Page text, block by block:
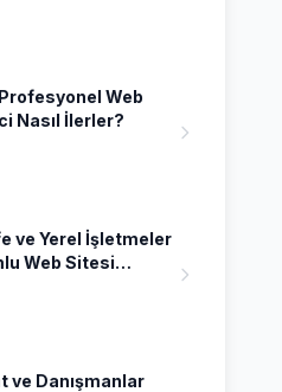
Web
Nasıl İlerler?
ve Yerel İşletmeler
Web Sitesi
ve Danışmanlar